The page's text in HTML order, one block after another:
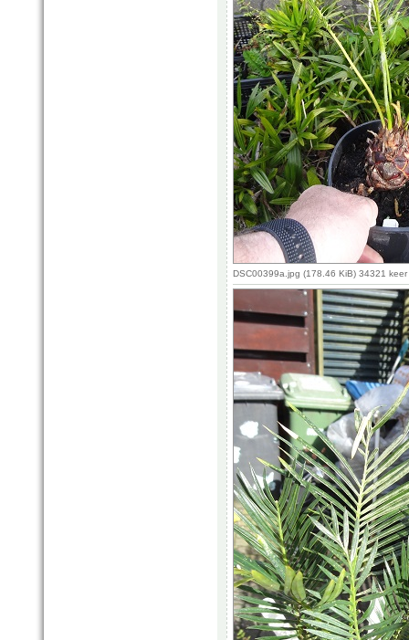
DSC00399a.jpg (178.46 KiB) 34321